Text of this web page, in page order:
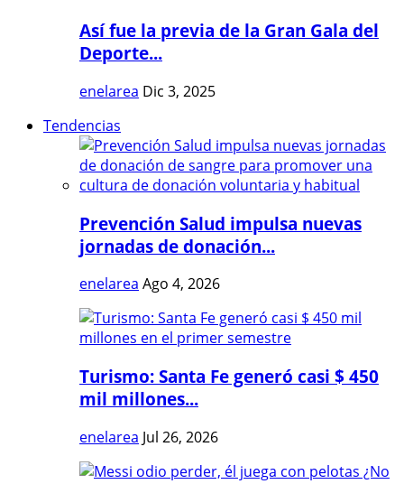
Así fue la previa de la Gran Gala del
Deporte...
enelarea Dic 3, 2025
Tendencias
Prevención Salud impulsa nuevas
jornadas de donación...
enelarea Ago 4, 2026
Turismo: Santa Fe generó casi $ 450
mil millones...
enelarea Jul 26, 2026